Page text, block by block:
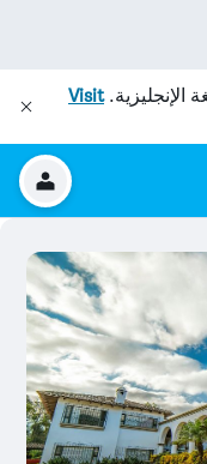
الإنجليزية.Visit